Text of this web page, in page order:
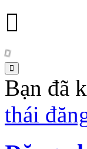
Bạn đã
thái